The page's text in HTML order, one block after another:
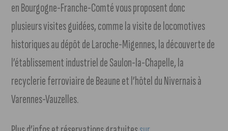
en Bourgogne-Franche-Comté vous proposent donc
plusieurs visites guidées, comme la visite de locomotives
historiques au dépôt de Laroche-Migennes, la découverte de
l’établissement industriel de Saulon-la-Chapelle, la
recyclerie ferroviaire de Beaune et l’hôtel du Nivernais à
Varennes-Vauzelles.